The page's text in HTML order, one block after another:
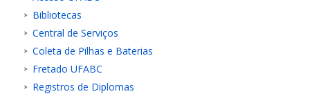
Bibliotecas
Central de Serviços
Coleta de Pilhas e Baterias
Fretado UFABC
Registros de Diplomas